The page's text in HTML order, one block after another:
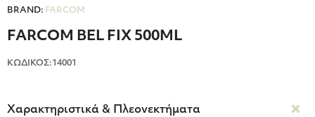
BRAND: FARCOM
FARCOM BEL FIX 500ML
ΚΩΔΙΚΟΣ:14001
Χαρακτηριστικά & Πλεονεκτήματα